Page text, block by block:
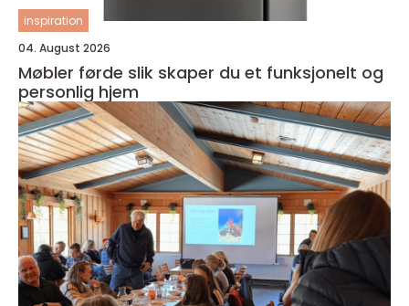
inspiration
04. August 2026
Møbler førde slik skaper du et funksjonelt og
personlig hjem